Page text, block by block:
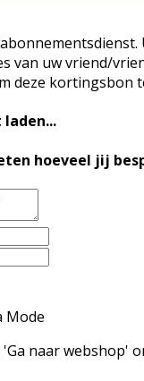
van uw vriend/
deze kortingsbon
hoeveel jij
Mode
naar webshop'